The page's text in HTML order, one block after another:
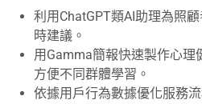
利用ChatGPT類AI助理為照
時建議。
用Gamma簡報快速製作心理
方便不同群體學習。
依據用戶行為數據優化服務